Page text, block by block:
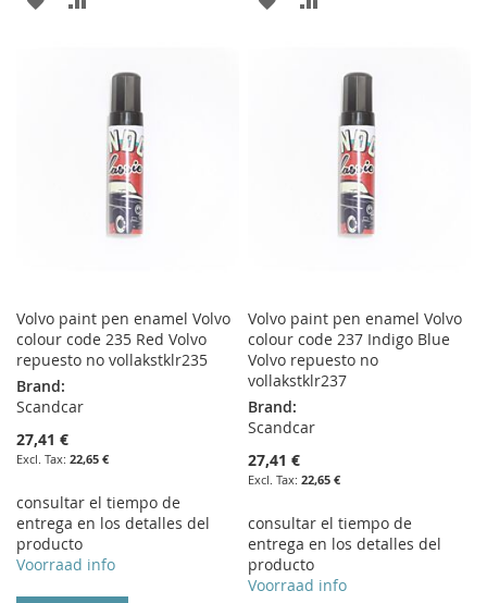
COMPARE
COMPARE
Volvo paint pen enamel Volvo
colour code 235 Red Volvo
repuesto no vollakstklr235
Brand:
Scandcar
27,41 €
22,65 €
consultar el tiempo de
entrega en los detalles del
producto
Voorraad info
Volvo paint pen enamel Volvo
colour code 237 Indigo Blue
Volvo repuesto no
vollakstklr237
Brand:
Scandcar
27,41 €
22,65 €
consultar el tiempo de
entrega en los detalles del
producto
Voorraad info